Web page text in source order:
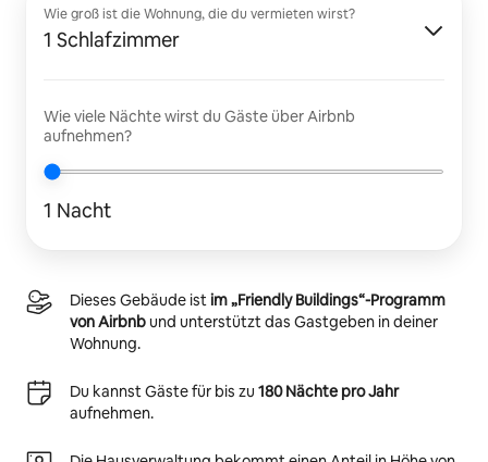
Wie groß ist die Wohnung, die du vermieten wirst?
1 Schlafzimmer
Wie viele Nächte wirst du Gäste über Airbnb
aufnehmen?
1 Nacht
Dieses Gebäude istim „Friendly Buildings“-Programm
von Airbnbund unterstützt das Gastgeben in deiner
Wohnung.
Du kannst Gäste für bis zu 180 Nächte pro Jahr
aufnehmen.